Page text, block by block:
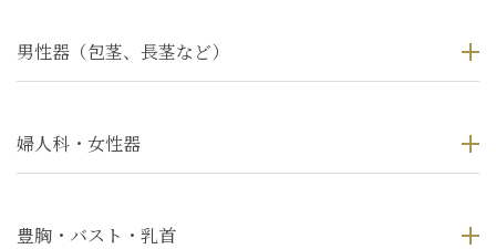
男性器（包茎、長茎など）
婦人科・女性器
豊胸・バスト・乳首